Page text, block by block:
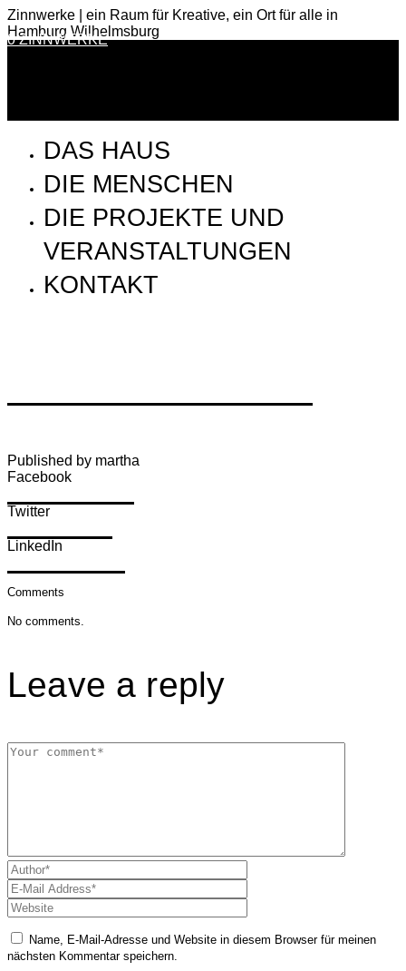
Zinnwerke | ein Raum für Kreative, ein Ort für alle in
Hamburg Wilhelmsburg
0 ZINNWERKE
DAS HAUS
DIE MENSCHEN
DIE PROJEKTE UND
VERANSTALTUNGEN
KONTAKT
Published by martha
Facebook
Twitter
LinkedIn
Comments
No comments.
Leave a reply
Name, E-Mail-Adresse und Website in diesem Browser für meinen
nächsten Kommentar speichern.